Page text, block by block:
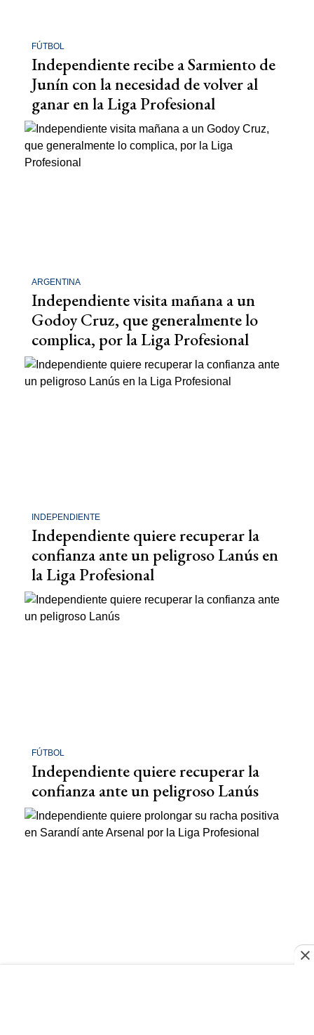
FÚTBOL
Independiente recibe a Sarmiento de
Junín con la necesidad de volver al
ganar en la Liga Profesional
ARGENTINA
Independiente visita mañana a un
Godoy Cruz, que generalmente lo
complica, por la Liga Profesional
INDEPENDIENTE
Independiente quiere recuperar la
confianza ante un peligroso Lanús en
la Liga Profesional
FÚTBOL
Independiente quiere recuperar la
confianza ante un peligroso Lanús